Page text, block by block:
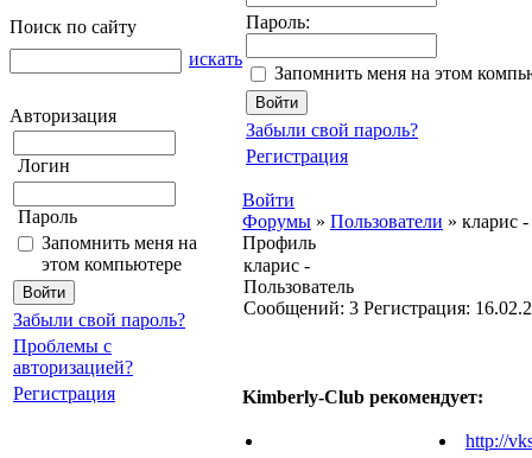
Поиск по сайту
искать
Авторизация
Логин
Пароль
Запомнить меня на
этом компьютере
Забыли свой пароль?
Проблемы с
авторизацией?
Регистрация
Пароль:
Запомнить меня на этом
Забыли свой пароль?
Регистрация
Войти
Форумы » Пользователи » кларис -
Профиль
кларис -
Пользователь
Cообщений: 3 Регистрация:
Kimberly-Club рекомендует:
http://